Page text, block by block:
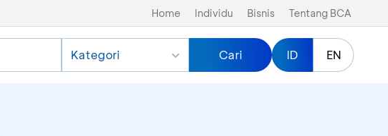
Home Individu Bisnis Tentang BCA
Kategori Cari ID EN